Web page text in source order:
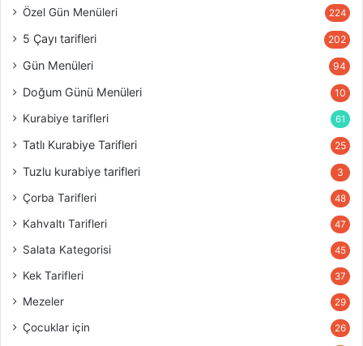
Özel Gün Menüleri 224
5 Çayı tarifleri 202
Gün Menüleri 94
Doğum Günü Menüleri 10
Kurabiye tarifleri 61
Tatlı Kurabiye Tarifleri 25
Tuzlu kurabiye tarifleri 3
Çorba Tarifleri 48
Kahvaltı Tarifleri 47
Salata Kategorisi 45
Kek Tarifleri 37
Mezeler 29
Çocuklar için 26